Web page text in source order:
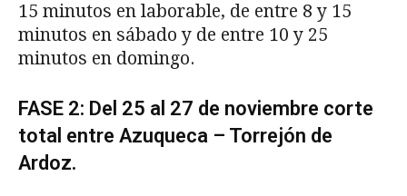
15 minutos en laborable, de entre 8 y 15
minutos en sábado y de entre 10 y 25
minutos en domingo.
FASE 2: Del 25 al 27 de noviembre corte
total entre Azuqueca – Torrejón de
Ardoz.